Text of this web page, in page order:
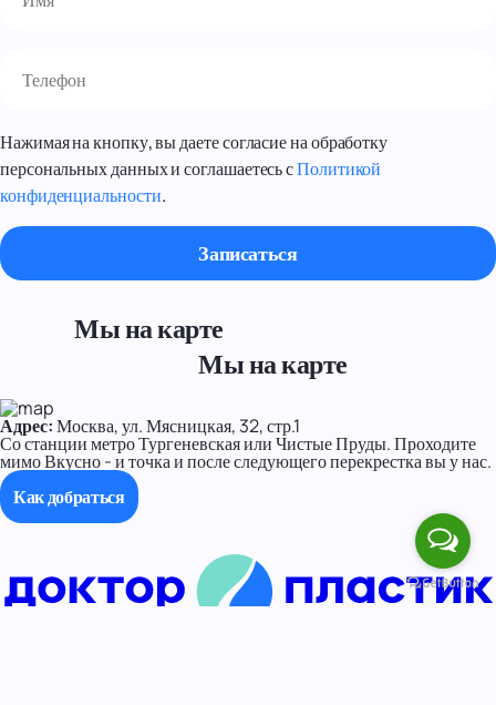
Нажимая на кнопку, вы даете согласие на обработку
персональных данных и соглашаетесь сПолитикой
конфиденциальности.
Мы на карте
Мы на карте
Адрес:Москва, ул. Мясницкая, 32, стр.1
Со станции метро Тургеневская или Чистые Пруды. Проходите
мимо Вкусно - и точка и после следующего перекрестка вы у нас.
Как добраться